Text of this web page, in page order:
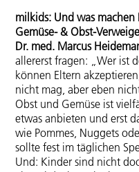
milkids: Und was machen
Gemüse- & Obst-
Dr. med. Marcus
allererst fragen: „Wer ist
können Eltern
nicht mag, aber eben
Obst und Gemüse ist
etwas anbieten und erst
wie Pommes, Nuggets
sollte fest im täglichen
Und: Kinder sind nicht